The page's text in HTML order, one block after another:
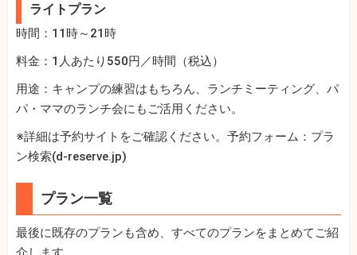
ライトプラン
時間：11時～21時
料金：1人あたり550円／時間（税込）
用途：キャンプの練習はもちろん、ランチミーティング、パ
パ・ママのランチ会にもご活用ください。
※詳細は予約サイトをご確認ください。予約フォーム：プラ
ン検索(d-reserve.jp)
プラン一覧
最後に既存のプランも含め、すべてのプランをまとめてご紹